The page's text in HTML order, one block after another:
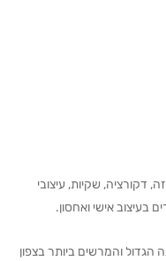
דקורציה, שקיות, עיצובי
בעיצוב אישי ואחסון.
והמרשים ביותר בצפון